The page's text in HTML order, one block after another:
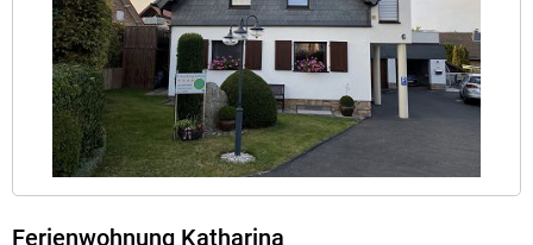
Ferienwohnung Katharina